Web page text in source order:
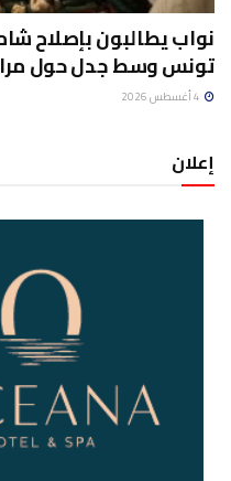
نواب يطالبون بإصلاح
تونس وسط جدل حول
إعلان